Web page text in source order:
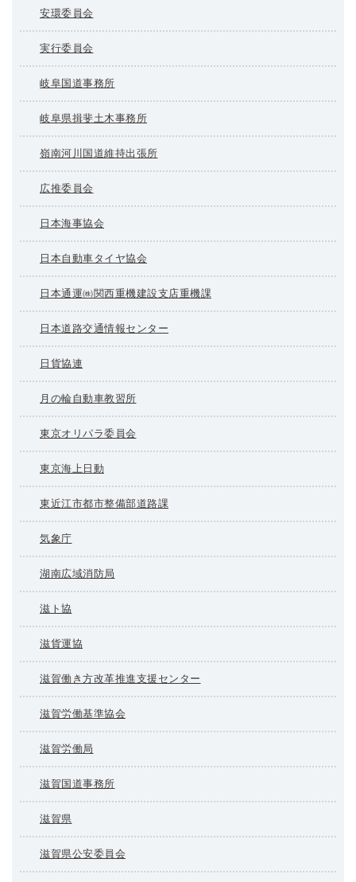
安環委員会
実行委員会
岐阜国道事務所
岐阜県揖斐土木事務所
嶺南河川国道維持出張所
広推委員会
日本海事協会
日本自動車タイヤ協会
日本通運㈱関西重機建設支店重機課
日本道路交通情報センター
日貨協連
月の輪自動車教習所
東京オリパラ委員会
東京海上日動
東近江市都市整備部道路課
気象庁
湖南広域消防局
滋ト協
滋貨運協
滋賀働き方改革推進支援センター
滋賀労働基準協会
滋賀労働局
滋賀国道事務所
滋賀県
滋賀県公安委員会